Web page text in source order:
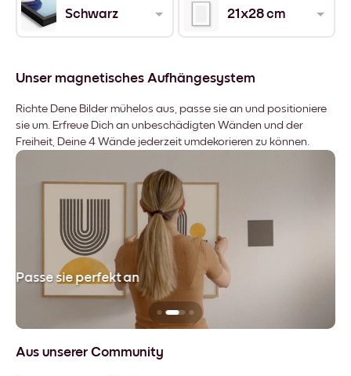
Schwarz 21x28 cm
Unser magnetisches Aufhängesystem
Richte Dene Bilder mühelos aus, passe sie an und positioniere
sie um. Erfreue Dich an unbeschädigten Wänden und der
Freiheit, Deine 4 Wände jederzeit umdekorieren zu können.
Passe sie perfekt an
Aus unserer Community